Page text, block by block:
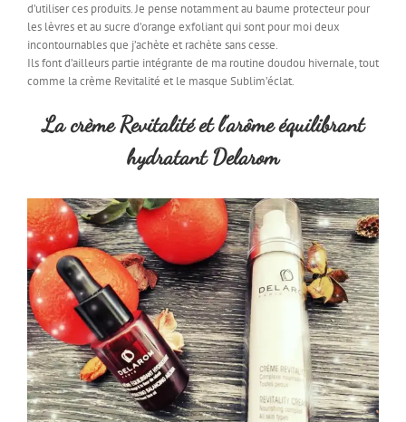
d’utiliser ces produits. Je pense notamment au baume protecteur pour
les lèvres et au sucre d’orange exfoliant qui sont pour moi deux
incontournables que j’achète et rachète sans cesse.
Ils font d’ailleurs partie intégrante de ma routine doudou hivernale, tout
comme la crème Revitalité et le masque Sublim’éclat.
La crème Revitalité et l’arôme équilibrant
hydratant Delarom